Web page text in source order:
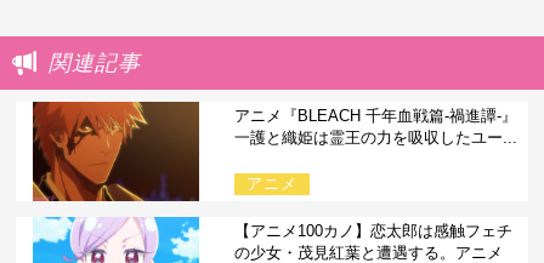
関連記事
アニメ『BLEACH 千年血戦篇-禍進譚-』
一護と織姫は霊王の力を吸収したユー...
アニメ
【アニメ100カノ】恋太郎は感触フェチ
の少女・茂見紅葉と遭遇する。アニメ